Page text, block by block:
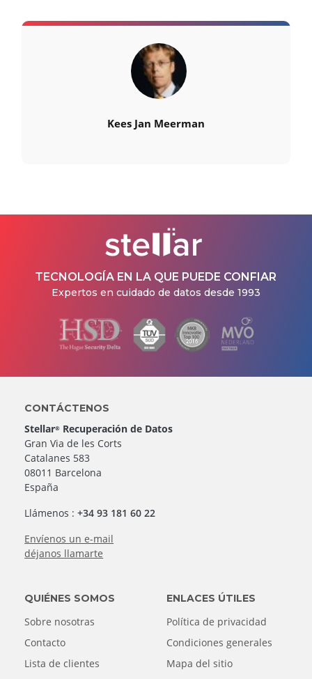
Kees Jan Meerman
TECNOLOGÍA EN LA QUE PUEDE CONFIAR
Expertos en cuidado de datos desde 1993
CONTÁCTENOS
Stellar® Recuperación de Datos
Gran Via de les Corts
Catalanes 583
08011 Barcelona
España
Llámenos :+34 93 181 60 22
Envíenos un e-mail
déjanos llamarte
QUIÉNES SOMOS
Sobre nosotras
Contacto
Lista de clientes
ENLACES ÚTILES
Política de privacidad
Condiciones generales
Mapa del sitio